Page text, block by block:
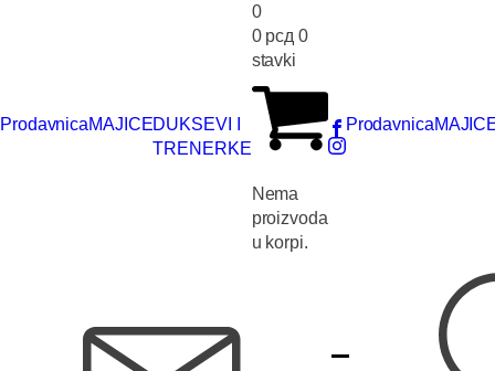
ProdavnicaMAJICEDUKSEVI I
TRENERKE
0
0 рсд 0
stavki
Nema
proizvoda
u korpi.
Prodavnica